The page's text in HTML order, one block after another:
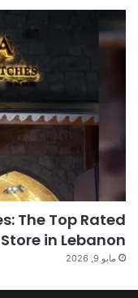
The Top Rated
in Lebanon
مايو 9, 2026